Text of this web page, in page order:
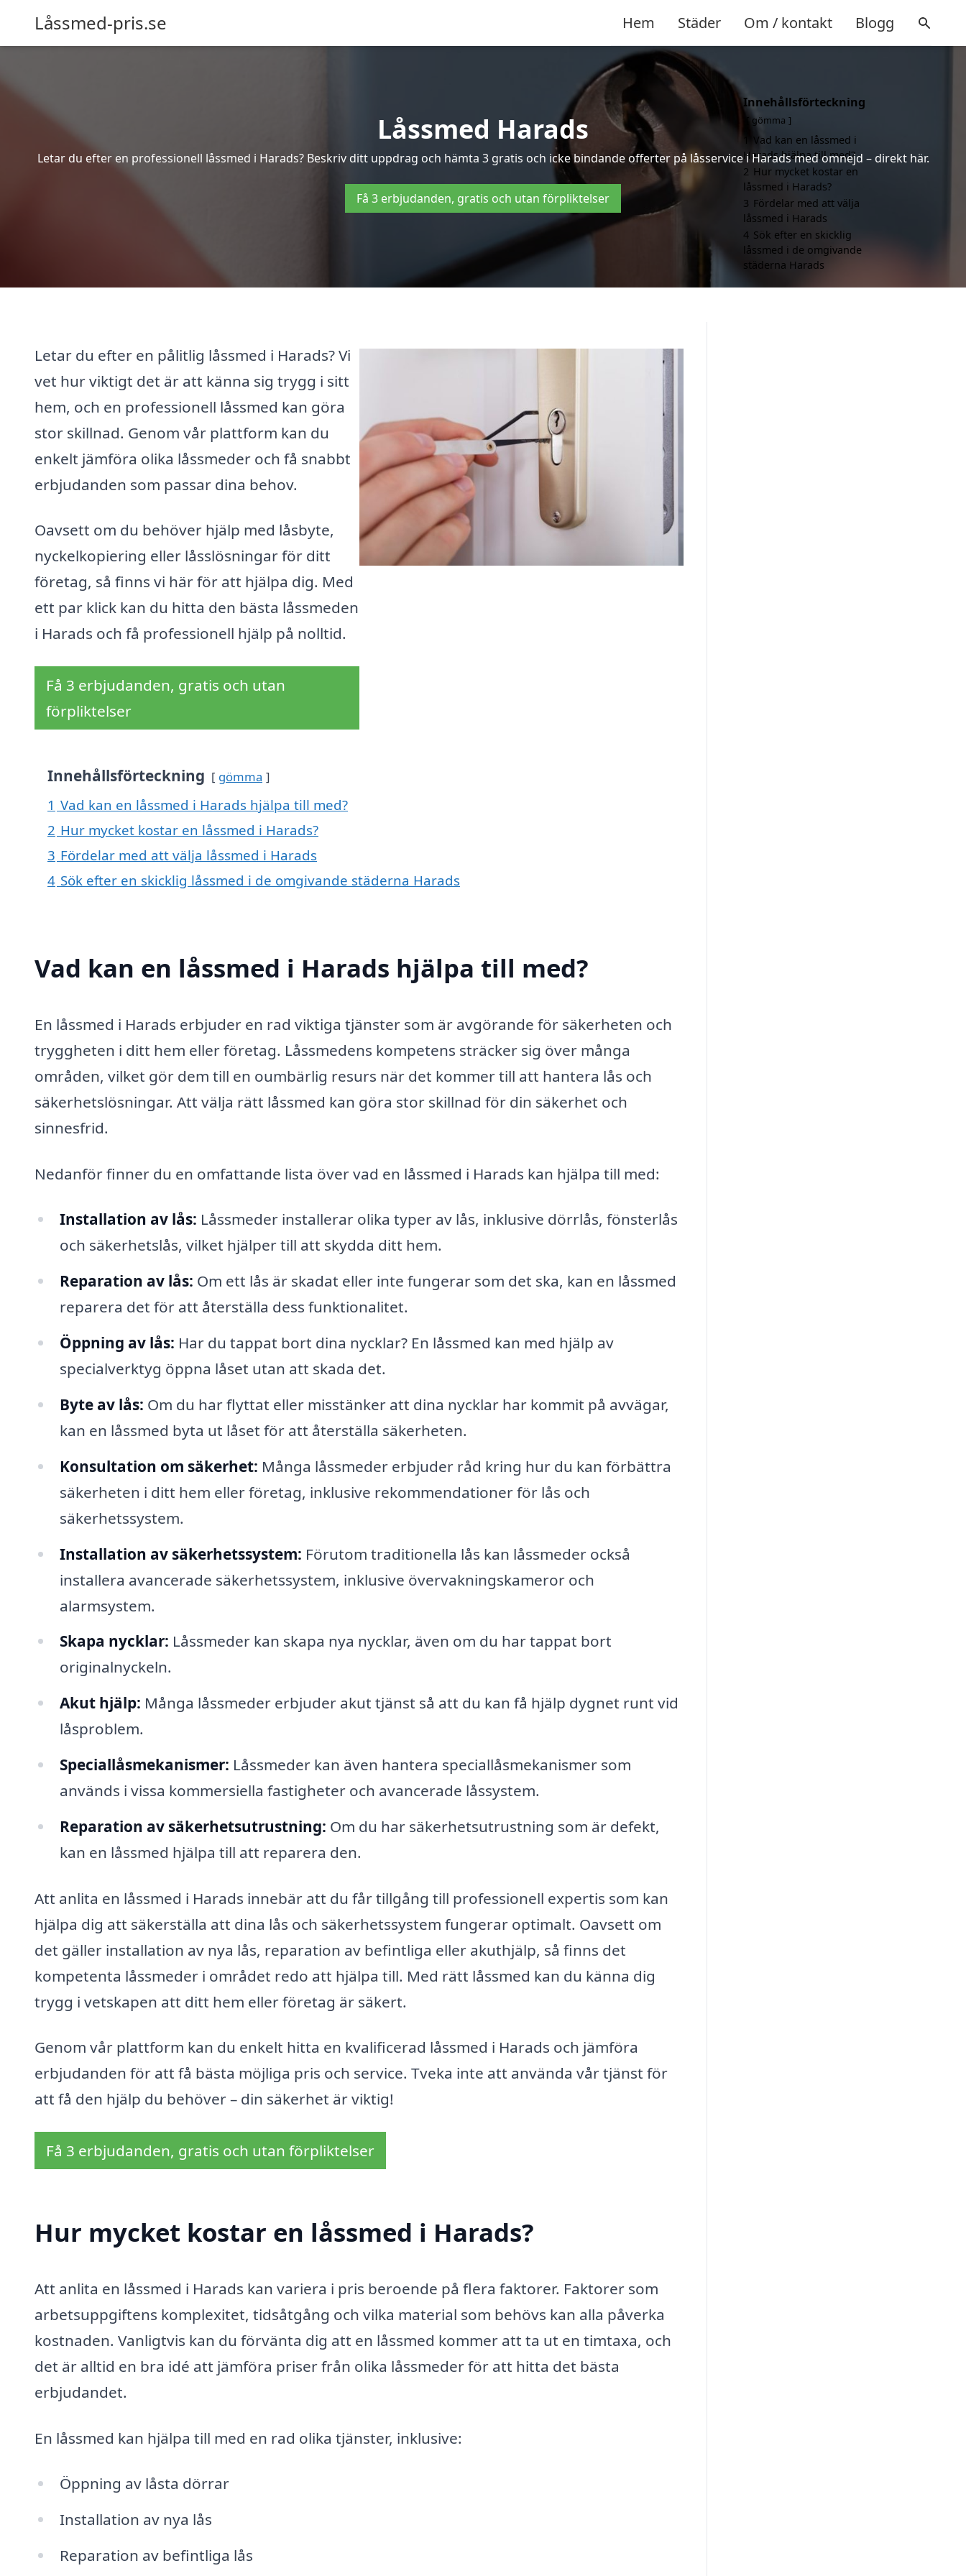
Låssmed-pris.se Hem Städer Om / kontakt Blogg
Låssmed Harads
Letar du efter en professionell låssmed i Harads? Beskriv ditt uppdrag och hämta 3 gratis och icke bindande offerter på låsservice i Harads med omnejd – direkt här.
Få 3 erbjudanden, gratis och utan förpliktelser
Letar du efter en pålitlig låssmed i Harads? Vi
vet hur viktigt det är att känna sig trygg i sitt
hem, och en professionell låssmed kan göra
stor skillnad. Genom vår plattform kan du
enkelt jämföra olika låssmeder och få snabbt
erbjudanden som passar dina behov.
Oavsett om du behöver hjälp med låsbyte,
nyckelkopiering eller låsslösningar för ditt
företag, så finns vi här för att hjälpa dig. Med
ett par klick kan du hitta den bästa låssmeden
i Harads och få professionell hjälp på nolltid.
Få 3 erbjudanden, gratis och utan
förpliktelser
Innehållsförteckning gömma
1 Vad kan en låssmed i Harads hjälpa till med?
2 Hur mycket kostar en låssmed i Harads?
3 Fördelar med att välja låssmed i Harads
4 Sök efter en skicklig låssmed i de omgivande städerna Harads
Vad kan en låssmed i Harads hjälpa till med?
En låssmed i Harads erbjuder en rad viktiga tjänster som är avgörande för säkerheten och
tryggheten i ditt hem eller företag. Låssmedens kompetens sträcker sig över många
områden, vilket gör dem till en oumbärlig resurs när det kommer till att hantera lås och
säkerhetslösningar. Att välja rätt låssmed kan göra stor skillnad för din säkerhet och
sinnesfrid.
Nedanför finner du en omfattande lista över vad en låssmed i Harads kan hjälpa till med:
Installation av lås: Låssmeder installerar olika typer av lås, inklusive dörrlås, fönsterlås
och säkerhetslås, vilket hjälper till att skydda ditt hem.
Reparation av lås: Om ett lås är skadat eller inte fungerar som det ska, kan en låssmed
reparera det för att återställa dess funktionalitet.
Öppning av lås: Har du tappat bort dina nycklar? En låssmed kan med hjälp av
specialverktyg öppna låset utan att skada det.
Byte av lås: Om du har flyttat eller misstänker att dina nycklar har kommit på avvägar,
kan en låssmed byta ut låset för att återställa säkerheten.
Konsultation om säkerhet: Många låssmeder erbjuder råd kring hur du kan förbättra
säkerheten i ditt hem eller företag, inklusive rekommendationer för lås och
säkerhetssystem.
Installation av säkerhetssystem: Förutom traditionella lås kan låssmeder också
installera avancerade säkerhetssystem, inklusive övervakningskameror och
alarmsystem.
Skapa nycklar: Låssmeder kan skapa nya nycklar, även om du har tappat bort
originalnyckeln.
Akut hjälp: Många låssmeder erbjuder akut tjänst så att du kan få hjälp dygnet runt vid
låsproblem.
Speciallåsmekanismer: Låssmeder kan även hantera speciallåsmekanismer som
används i vissa kommersiella fastigheter och avancerade låssystem.
Reparation av säkerhetsutrustning: Om du har säkerhetsutrustning som är defekt,
kan en låssmed hjälpa till att reparera den.
Att anlita en låssmed i Harads innebär att du får tillgång till professionell expertis som kan
hjälpa dig att säkerställa att dina lås och säkerhetssystem fungerar optimalt. Oavsett om
det gäller installation av nya lås, reparation av befintliga eller akuthjälp, så finns det
kompetenta låssmeder i området redo att hjälpa till. Med rätt låssmed kan du känna dig
trygg i vetskapen att ditt hem eller företag är säkert.
Genom vår plattform kan du enkelt hitta en kvalificerad låssmed i Harads och jämföra
erbjudanden för att få bästa möjliga pris och service. Tveka inte att använda vår tjänst för
att få den hjälp du behöver – din säkerhet är viktig!
Få 3 erbjudanden, gratis och utan förpliktelser
Hur mycket kostar en låssmed i Harads?
Att anlita en låssmed i Harads kan variera i pris beroende på flera faktorer. Faktorer som
arbetsuppgiftens komplexitet, tidsåtgång och vilka material som behövs kan alla påverka
kostnaden. Vanligtvis kan du förvänta dig att en låssmed kommer att ta ut en timtaxa, och
det är alltid en bra idé att jämföra priser från olika låssmeder för att hitta det bästa
erbjudandet.
En låssmed kan hjälpa till med en rad olika tjänster, inklusive:
Öppning av låsta dörrar
Installation av nya lås
Reparation av befintliga lås
Innehållsförteckning
gömma
Vad kan en låssmed i
Harads hjälpa till med?
2 Hur mycket kostar en
låssmed i Harads?
3 Fördelar med att välja
låssmed i Harads
4 Sök efter en skicklig
låssmed i de omgivande
städerna Harads